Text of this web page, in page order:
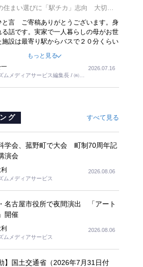
かを理解してもらっていることです。
円もするプレミアムヨーグルトを
あたり、社内に懸念もあったそうです。
、駐車場に都内ナンバーの高級外車が停
ことに目をつけ、高級商品でも売れると
うです。今回の記事を懐かしく読みまし
住まい選びに「駅チカ」志向 大切な
けたくなる暮らし
と言 ご寄稿ありがとうございます。身
る話です。実家で一人暮らしの母がお世
施設は最寄り駅からバスで２０分くらい
母の住まいから近いという理由で、その
たのですが、私と妹にとっては、半日
た。シニアの住まい選びは、当人だけで
話をする家族の足の便も考えない外池な
もっと見る
ムメディアサービス編集長 / ㈱ツ
2026.07.16
グ すべて見る
学会、菰野町で大会 町制70周年記
演会
ムメディアサービス
2026.08.06
名古屋市役所で夜間演出 「アート
開催
ムメディアサービス
2026.08.06
】国土交通省（2026年7月31日付